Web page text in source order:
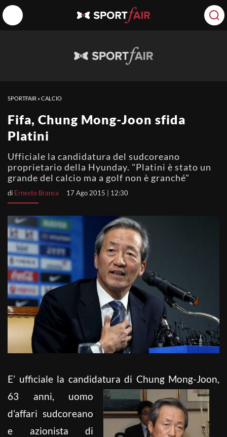
SPORTFAIR »CALCIO
Fifa, Chung Mong-Joon sfida
Platini
Ufficiale la candidatura del sudcoreano
proprietario della Hyunday. "Platini è stato un
grande del calcio ma a golf non è granché"
di Ernesto Branca 17 Ago 2015 | 12:30
E’ ufficiale la candidatura di Chung Mong-Joon,
63 anni, uomo
d’affari sudcoreano
e azionista di